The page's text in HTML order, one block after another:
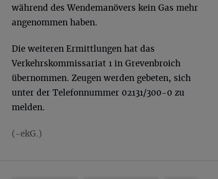
während des Wendemanövers kein Gas mehr
angenommen haben.
Die weiteren Ermittlungen hat das
Verkehrskommissariat 1 in Grevenbroich
übernommen. Zeugen werden gebeten, sich
unter der Telefonnummer 02131/300-0 zu
melden.
(-ekG.)